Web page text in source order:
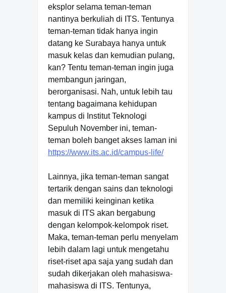
eksplor selama teman-teman
nantinya berkuliah di ITS. Tentunya
teman-teman tidak hanya ingin
datang ke Surabaya hanya untuk
masuk kelas dan kemudian pulang,
kan? Tentu teman-teman ingin juga
membangun jaringan,
berorganisasi. Nah, untuk lebih tau
tentang bagaimana kehidupan
kampus di Institut Teknologi
Sepuluh November ini, teman-
teman boleh banget akses laman ini
https://www.its.ac.id/campus-life/
Lainnya, jika teman-teman sangat
tertarik dengan sains dan teknologi
dan memiliki keinginan ketika
masuk di ITS akan bergabung
dengan kelompok-kelompok riset.
Maka, teman-teman perlu menyelam
lebih dalam lagi untuk mengetahu
riset-riset apa saja yang sudah dan
sudah dikerjakan oleh mahasiswa-
mahasiswa di ITS. Tentunya,